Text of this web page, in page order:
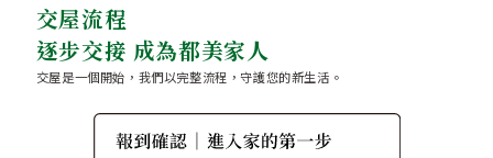
交屋流程
逐步交接 成為都美家人
交屋是一個開始，我們以完整流程，守護您的新生活。